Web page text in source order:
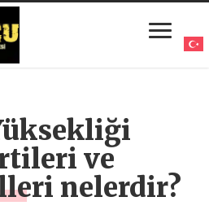
ve
nelerdir?